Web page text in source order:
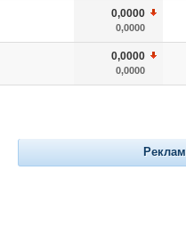
0,0000
0,0000
0,0000
0,0000